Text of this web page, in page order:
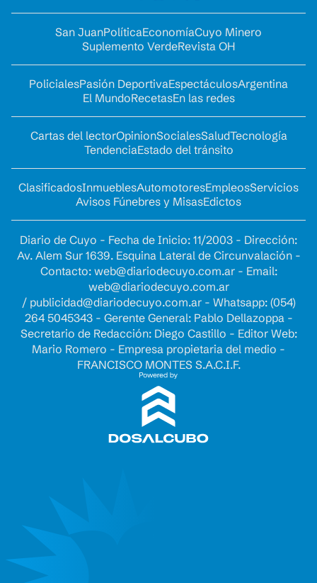
San JuanPolíticaEconomíaCuyo Minero
Suplemento VerdeRevista OH
PolicialesPasión DeportivaEspectáculosArgentina
El MundoRecetasEn las redes
Cartas del lectorOpinionSocialesSaludTecnología
TendenciaEstado del tránsito
ClasificadosInmueblesAutomotoresEmpleosServicios
Avisos Fúnebres y MisasEdictos
Diario de Cuyo - Fecha de Inicio: 11/2003 - Dirección:
Av. Alem Sur 1639. Esquina Lateral de Circunvalación -
Contacto: web@diariodecuyo.com.ar- Email:
web@diariodecuyo.com.ar
/ publicidad@diariodecuyo.com.ar- Whatsapp: (054)
264 5045343 - Gerente General: Pablo Dellazoppa -
Secretario de Redacción: Diego Castillo - Editor Web:
Mario Romero - Empresa propietaria del medio -
FRANCISCO MONTES S.A.C.I.F.